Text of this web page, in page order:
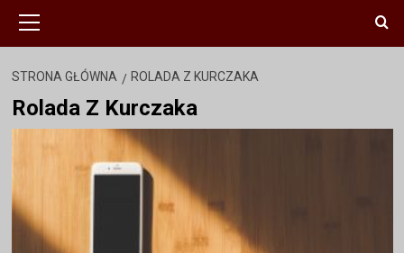
główne
STRONA GŁÓWNA ROLADA Z KURCZAKA
Rolada Z Kurczaka